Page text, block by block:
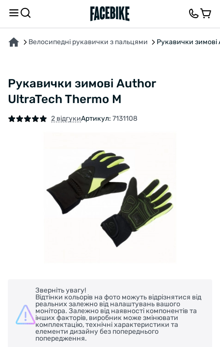
Велосипедні рукавички з пальцями Рукавички зимові
Рукавички зимові Author
UltraTech Thermo M
2 відгукиАртикул: 7131108
Зверніть увагу!
Відтінки кольорів на фото можуть відрізнятися від
реальних залежно від налаштувань вашого
монітора. Залежно від наявності компонентів та
інших факторів, виробник може змінювати
комплектацію, технічні характеристики та
елементи дизайну без попереднього
попередження.
ПРО ТОВАР ХАРАКТЕРИСТИКИОПИС ВІДГУКИ ТА ЗАПИТАННЯ